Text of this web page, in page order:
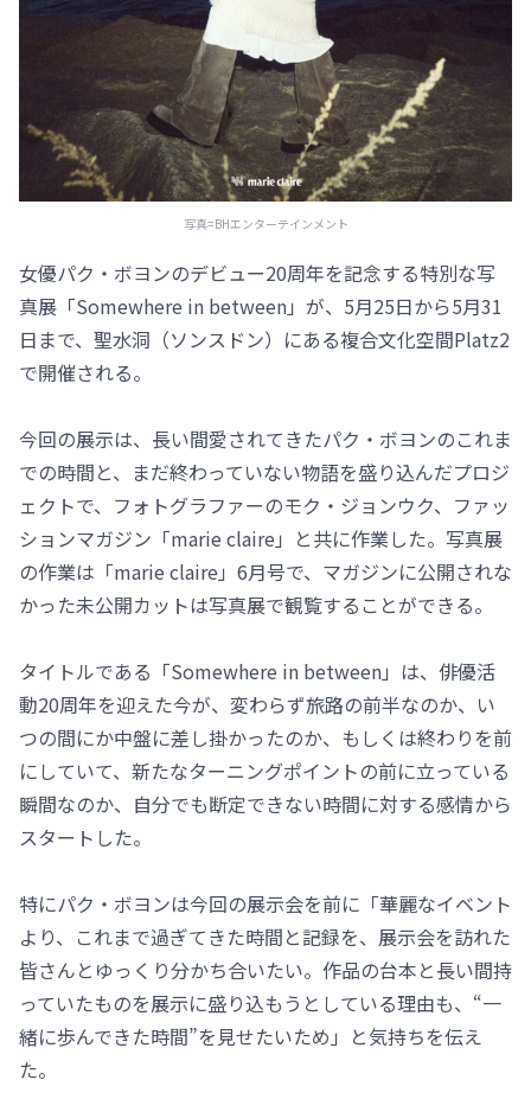
写真=BHエンターテインメント
女優パク・ボヨンのデビュー20周年を記念する特別な写
真展「Somewhere in between」が、5月25日から5月31
日まで、聖水洞（ソンスドン）にある複合文化空間Platz2
で開催される。
今回の展示は、長い間愛されてきたパク・ボヨンのこれま
での時間と、まだ終わっていない物語を盛り込んだプロジ
ェクトで、フォトグラファーのモク・ジョンウク、ファッ
ションマガジン「marie claire」と共に作業した。写真展
の作業は「marie claire」6月号で、マガジンに公開されな
かった未公開カットは写真展で観覧することができる。
タイトルである「Somewhere in between」は、俳優活
動20周年を迎えた今が、変わらず旅路の前半なのか、い
つの間にか中盤に差し掛かったのか、もしくは終わりを前
にしていて、新たなターニングポイントの前に立っている
瞬間なのか、自分でも断定できない時間に対する感情から
スタートした。
特にパク・ボヨンは今回の展示会を前に「華麗なイベント
より、これまで過ぎてきた時間と記録を、展示会を訪れた
皆さんとゆっくり分かち合いたい。作品の台本と長い間持
っていたものを展示に盛り込もうとしている理由も、“一
緒に歩んできた時間”を見せたいため」と気持ちを伝え
た。